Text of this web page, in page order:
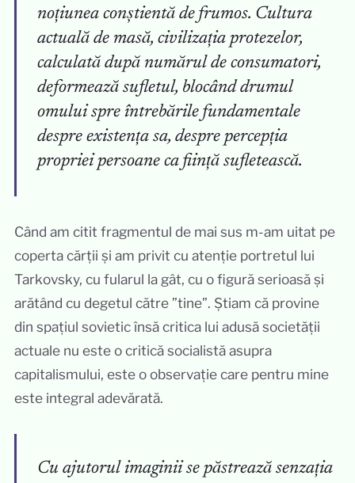
noțiunea conștientă de frumos. Cultura
actuală de masă, civilizația protezelor,
calculată după numărul de consumatori,
deformează sufletul, blocând drumul
omului spre întrebările fundamentale
despre existența sa, despre percepția
propriei persoane ca ființă sufletească.
Când am citit fragmentul de mai sus m-am uitat pe
coperta cărții și am privit cu atenție portretul lui
Tarkovsky, cu fularul la gât, cu o figură serioasă și
arătând cu degetul către ”tine”. Știam că provine
din spațiul sovietic însă critica lui adusă societății
actuale nu este o critică socialistă asupra
capitalismului, este o observație care pentru mine
este integral adevărată.
Cu ajutorul imaginii se păstrează senzația